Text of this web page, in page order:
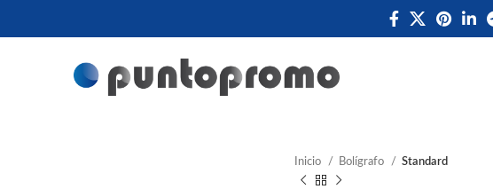
Inicio Bolígrafo Standard